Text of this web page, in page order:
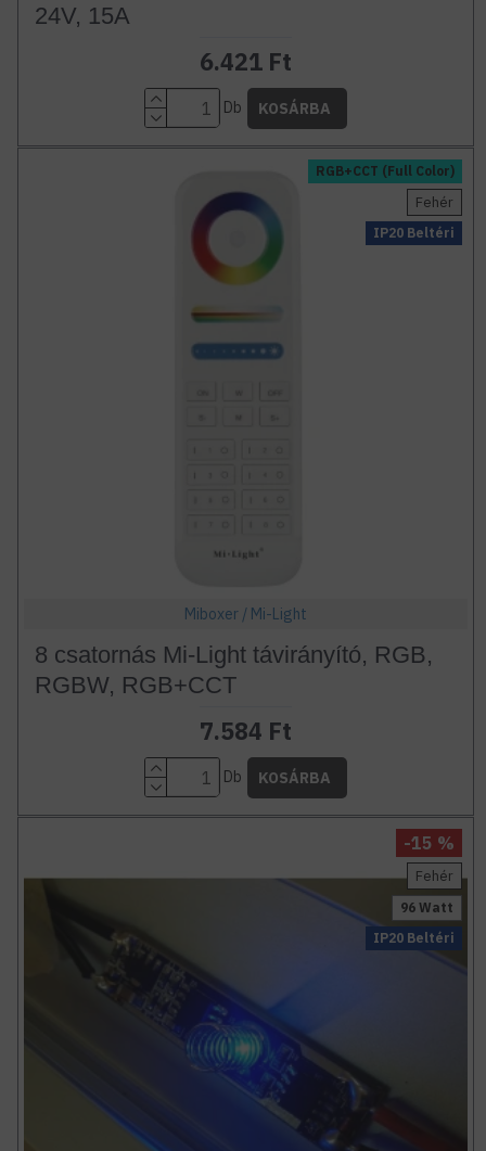
24V, 15A
6.421 Ft
Db KOSÁRBA
RGB+CCT (Full Color)
IP20 Beltéri
Fehér
Miboxer / Mi-Light
8 csatornás Mi-Light távirányító, RGB,
RGBW, RGB+CCT
7.584 Ft
Db KOSÁRBA
IP20 Beltéri
Fehér
96 Watt
-15 %